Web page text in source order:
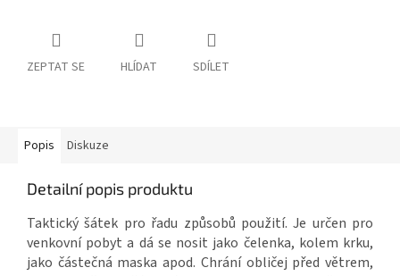
ZEPTAT SE HLÍDAT SDÍLET
Popis Diskuze
Detailní popis produktu
Taktický šátek pro řadu způsobů použití. Je určen pro
venkovní pobyt a dá se nosit jako čelenka, kolem krku,
jako částečná maska apod. Chrání obličej před větrem,